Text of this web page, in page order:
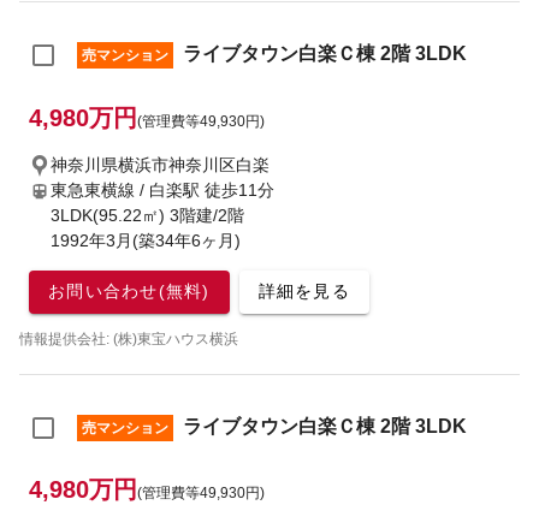
売マンション ライブタウン白楽Ｃ棟 2階 3LDK
4,980万円 (管理費等49,930円)
神奈川県横浜市神奈川区白楽
東急東横線 / 白楽駅 徒歩11分
3LDK(95.22㎡) 3階建/2階
1992年3月(築34年6ヶ月)
お問い合わせ(無料) 詳細を見る
情報提供会社: (株)東宝ハウス横浜
売マンション ライブタウン白楽Ｃ棟 2階 3LDK
4,980万円 (管理費等49,930円)